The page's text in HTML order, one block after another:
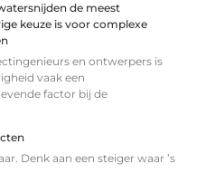
de meest
keuze is voor complexe
en ontwerpers is
vaak een
factor bij de
Denk aan een steiger waar ’s